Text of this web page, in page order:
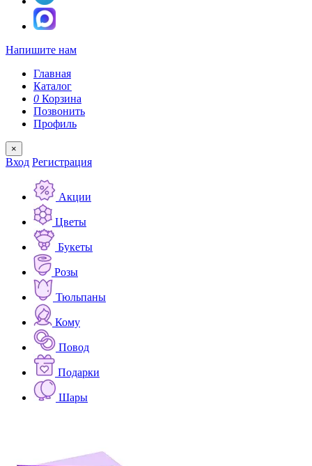
Напишите нам
Главная
Каталог
0 Корзина
Позвонить
Профиль
×
Вход Регистрация
Акции
Цветы
Букеты
Розы
Тюльпаны
Кому
Повод
Подарки
Шары